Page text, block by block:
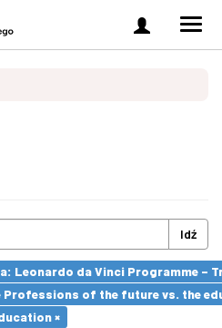
Zaloguj
się
Idź
Leonardo da Vinci Programme
Professions of the future vs. the
×